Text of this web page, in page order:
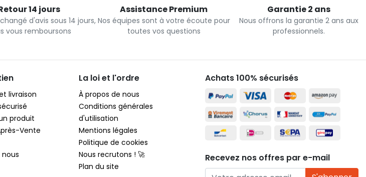
14 jours
d'avis sous 14 jours,
vous remboursons
Assistance Premium
Nos équipes sont à votre écoute pour
toutes vos questions
Garantie 2 ans
Nous offrons la garantie 2 ans aux
professionnels.
livraison
produit
Vente
La loi et l'ordre
À propos de nous
Conditions générales
d'utilisation
Mentions légales
Politique de cookies
Nous recrutons ! 🚀
Plan du site
Achats 100% sécurisés
Recevez nos offres par e-mail